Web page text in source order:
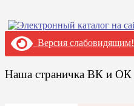
Версия слабовидящим!
Наша страничка ВК и ОК